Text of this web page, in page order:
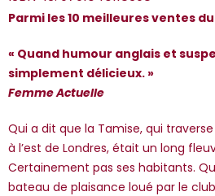
Parmi les 10 meilleures ventes du
« Quand humour anglais et
simplement délicieux. »
Femme Actuelle
Qui a dit que la Tamise, qui
à l’est de Londres, était un long
Certainement pas ses habitants.
bateau de plaisance loué par le
*Guests cannot publish reviews